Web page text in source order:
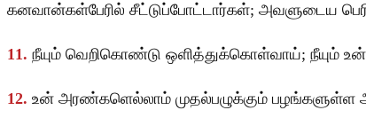
கனவான்கள்பேரில் சீட்டுப்போட்டார்கள்; அவளுடைய
11. நீயும் வெறிகொண்டு ஒளித்துக்கொள்வாய்; நீயும்
12. உன் அரண்களெல்லாம் முதல்பழுக்கும் பழங்களுள்ள